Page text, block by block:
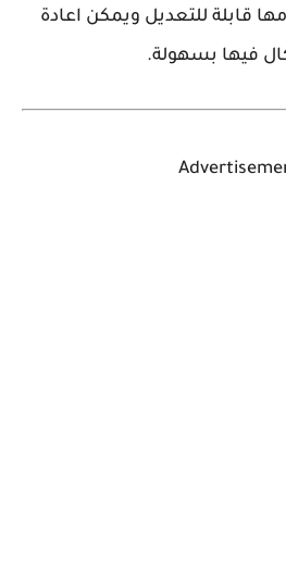
قابلة للتعديل ويمكن اعادة
فيها بسهولة.